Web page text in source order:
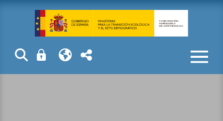
Sala de prensa